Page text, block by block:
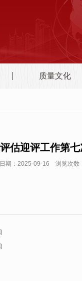
质量文化
估迎评工作第
期：2025-09-16 浏览次数